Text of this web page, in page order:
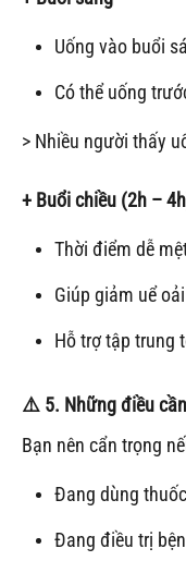
Uống vào buổi
Có thể uống
> Nhiều người thấy
+ Buổi chiều (2h –
Thời điểm dễ
Giúp giảm uể oải
Hỗ trợ tập trung
⚠️ 5. Những điều
Bạn nên cẩn trọng
Đang dùng
Đang điều trị